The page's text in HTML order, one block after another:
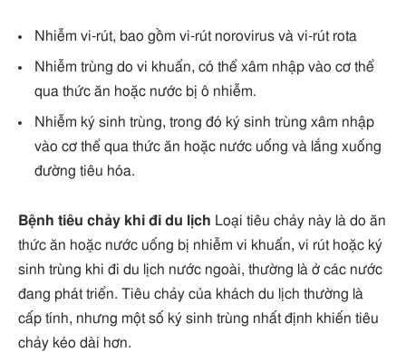
Nhiễm vi-rút, bao gồm vi-rút norovirus và vi-rút rota
Nhiễm trùng do vi khuẩn, có thể xâm nhập vào cơ thể
qua thức ăn hoặc nước bị ô nhiễm.
Nhiễm ký sinh trùng, trong đó ký sinh trùng xâm nhập
vào cơ thể qua thức ăn hoặc nước uống và lắng xuống
đường tiêu hóa.
Bệnh tiêu chảy khi đi du lịch Loại tiêu chảy này là do ăn
thức ăn hoặc nước uống bị nhiễm vi khuẩn, vi rút hoặc ký
sinh trùng khi đi du lịch nước ngoài, thường là ở các nước
đang phát triển. Tiêu chảy của khách du lịch thường là
cấp tính, nhưng một số ký sinh trùng nhất định khiến tiêu
chảy kéo dài hơn.